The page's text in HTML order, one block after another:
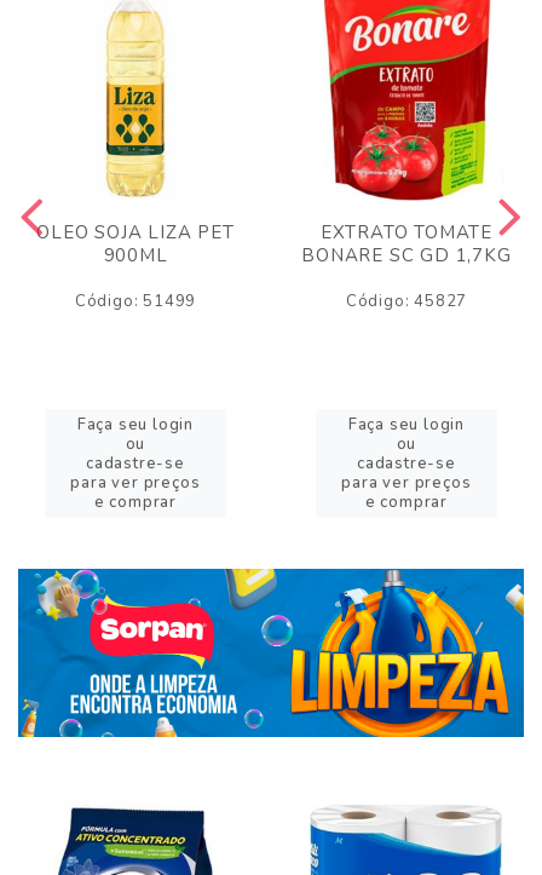
OLEO SOJA LIZA PET
900ML
Código: 51499
Faça seu login
ou
cadastre-se
para ver preços
e comprar
EXTRATO TOMATE
BONARE SC GD 1,7KG
Código: 45827
Faça seu login
ou
cadastre-se
para ver preços
e comprar